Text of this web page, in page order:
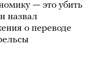
— это убить
назвал
о переводе